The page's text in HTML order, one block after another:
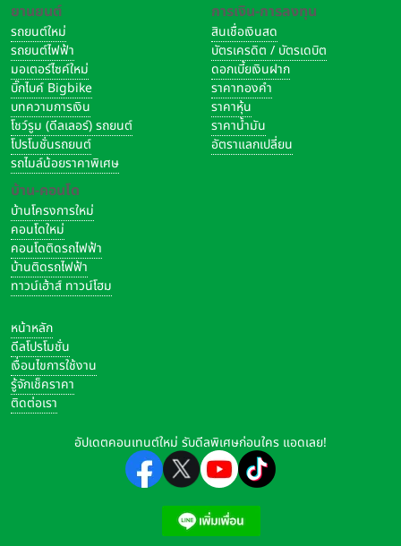
ยานยนต์
รถยนต์ใหม่
รถยนต์ไฟฟ้า
มอเตอร์ไซค์ใหม่
บิ๊กไบค์ Bigbike
บทความการเงิน
โชว์รูม (ดีลเลอร์) รถยนต์
โปรโมชั่นรถยนต์
รถไมล์น้อยราคาพิเศษ
บ้าน-คอนโด
บ้านโครงการใหม่
คอนโดใหม่
คอนโดติดรถไฟฟ้า
บ้านติดรถไฟฟ้า
ทาวน์เฮ้าส์ ทาวน์โฮม
การเงิน-การลงทุน
สินเชื่อเงินสด
บัตรเครดิต / บัตรเดบิต
ดอกเบี้ยเงินฝาก
ราคาทองคำ
ราคาหุ้น
ราคาน้ำมัน
อัตราแลกเปลี่ยน
หน้าหลัก
ดีลโปรโมชั่น
เงื่อนไขการใช้งาน
รู้จักเช็คราคา
ติดต่อเรา
อัปเดตคอนเทนต์ใหม่ รับดีลพิเศษก่อนใคร แอดเลย!